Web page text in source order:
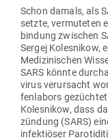
Schon damals, als
setzte, ver­mu­teten
bindung zwi­schen
Sergej Koles­nikow,
Medi­zi­ni­schen
SARS könnte
virus ver­ur­sacht
fen­labors
Koles­nikow, dass
zündung (SARS)
infek­tiöser